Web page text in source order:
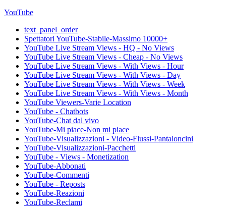
YouTube
text_panel_order
Spettatori YouTube-Stabile-Massimo 10000+
YouTube Live Stream Views - HQ - No Views
YouTube Live Stream Views - Cheap - No Views
YouTube Live Stream Views - With Views - Hour
YouTube Live Stream Views - With Views - Day
YouTube Live Stream Views - With Views - Week
YouTube Live Stream Views - With Views - Month
YouTube Viewers-Varie Location
YouTube - Chatbots
YouTube-Chat dal vivo
YouTube-Mi piace-Non mi piace
YouTube-Visualizzazioni - Video-Flussi-Pantaloncini
YouTube-Visualizzazioni-Pacchetti
YouTube - Views - Monetization
YouTube-Abbonati
YouTube-Commenti
YouTube - Reposts
YouTube-Reazioni
YouTube-Reclami